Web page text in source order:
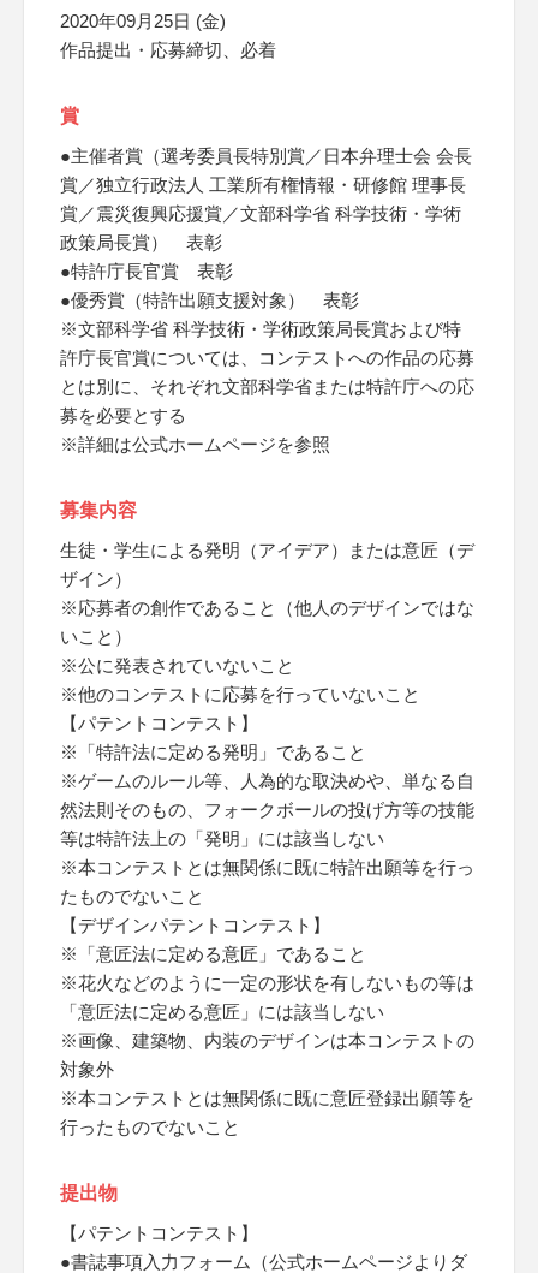
2020年09月25日 (金)
作品提出・応募締切、必着
賞
●主催者賞（選考委員長特別賞／日本弁理士会 会長
賞／独立行政法人 工業所有権情報・研修館 理事長
賞／震災復興応援賞／文部科学省 科学技術・学術
政策局長賞） 表彰
●特許庁長官賞 表彰
●優秀賞（特許出願支援対象） 表彰
※文部科学省 科学技術・学術政策局長賞および特
許庁長官賞については、コンテストへの作品の応募
とは別に、それぞれ文部科学省または特許庁への応
募を必要とする
※詳細は公式ホームページを参照
募集内容
生徒・学生による発明（アイデア）または意匠（デ
ザイン）
※応募者の創作であること（他人のデザインではな
いこと）
※公に発表されていないこと
※他のコンテストに応募を行っていないこと
【パテントコンテスト】
※「特許法に定める発明」であること
※ゲームのルール等、人為的な取決めや、単なる自
然法則そのもの、フォークボールの投げ方等の技能
等は特許法上の「発明」には該当しない
※本コンテストとは無関係に既に特許出願等を行っ
たものでないこと
【デザインパテントコンテスト】
※「意匠法に定める意匠」であること
※花火などのように一定の形状を有しないもの等は
「意匠法に定める意匠」には該当しない
※画像、建築物、内装のデザインは本コンテストの
対象外
※本コンテストとは無関係に既に意匠登録出願等を
行ったものでないこと
提出物
【パテントコンテスト】
●書誌事項入力フォーム（公式ホームページよりダ